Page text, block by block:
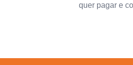
quer pagar e